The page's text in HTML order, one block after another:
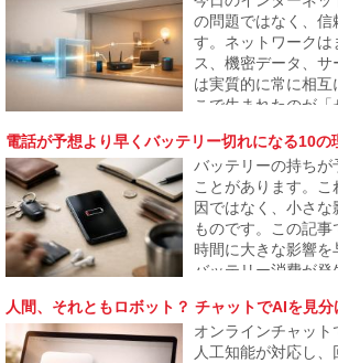
の問題ではなく、信
す。ネットワークは
ス、機密データ、
は実質的に常に相
こで生まれたのが
見なされないことを
の記事は、このモデ
か、そしてどのよ
段の運用に徐々に
ます。
電話が予想より早くバッテリー切れになる10の
バッテリーの持ちが
ことがあります。
因ではなく、小さ
ものです。この記
時間に大きな影響
バッテリー消費が
なる理由について説
人間、それともロボット？ チャットでAIを見分
オンラインチャッ
人工知能が対応し